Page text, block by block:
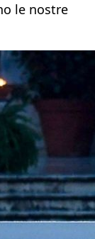
le nostre